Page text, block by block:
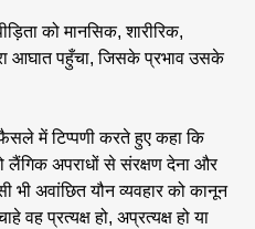
को मानसिक, शारीरिक,
आघात पहुँचा, जिसके प्रभाव उसके
में टिप्पणी करते हुए कहा कि
लैंगिक अपराधों से संरक्षण देना और
भी अवांछित यौन व्यवहार को कानून
वह प्रत्यक्ष हो, अप्रत्यक्ष हो या